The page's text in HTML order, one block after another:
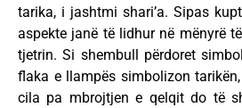
tarika, i jashtmi shari’a. Sipas
aspekte janë të lidhur në mënyrë
tjetrin. Si shembull përdoret
flaka e llampës simbolizon
cila pa mbrojtjen e qelqit do të